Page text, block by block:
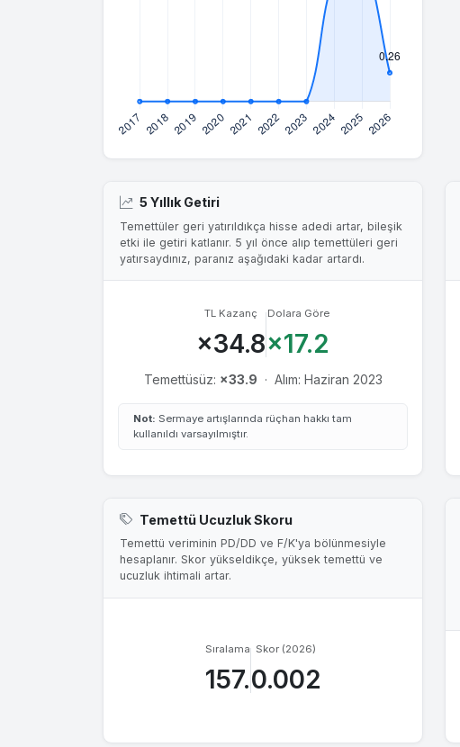
5 Yıllık Getiri
Temettüler geri yatırıldıkça hisse adedi artar, bileşik
etki ile getiri katlanır. 5 yıl önce alıp temettüleri geri
yatırsaydınız, paranız aşağıdaki kadar artardı.
TL Kazanç
×34.8
Dolara Göre
×17.2
Temettüsüz: ×33.9 · Alım: Haziran 2023
Not: Sermaye artışlarında rüçhan hakkı tam
kullanıldı varsayılmıştır.
Temettü Ucuzluk Skoru
Temettü veriminin PD/DD ve F/K'ya bölünmesiyle
hesaplanır. Skor yükseldikçe, yüksek temettü ve
ucuzluk ihtimali artar.
Sıralama
157.
Skor (2026)
0.002